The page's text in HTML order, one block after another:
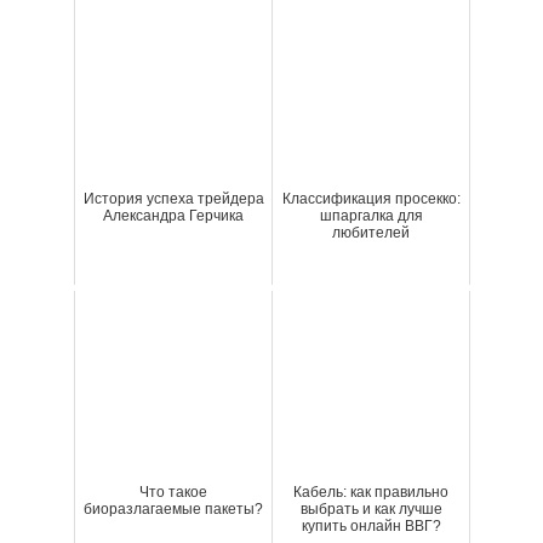
История успеха трейдера
Александра Герчика
Классификация просекко:
шпаргалка для
любителей
Что такое
биоразлагаемые пакеты?
Кабель: как правильно
выбрать и как лучше
купить онлайн ВВГ?